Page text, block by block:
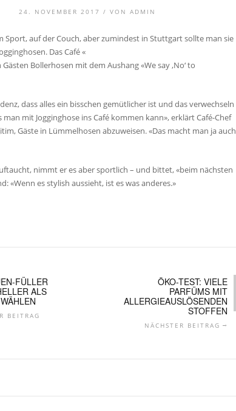
24. NOVEMBER 2017 / VON ADMIN
Sport, auf der Couch, aber zumindest in Stuttgart sollte man sie
Das Café «
Bollerhosen mit dem Aushang «We say ‚No‘ to
dass alles ein bisschen gemütlicher ist und das verwechseln
mit Jogginghose ins Café kommen kann», erklärt Café-Chef
Gäste in Lümmelhosen abzuweisen. «Das macht man ja auch
nimmt er es aber sportlich – und bittet, «beim nächsten
«Wenn es stylish aussieht, ist es was anderes.»
FÜLLER
ALS
BEITRAG
ÖKO-TEST: VIELE
PARFÜMS MIT
ALLERGIEAUSLÖSENDEN
STOFFEN
NÄCHSTER BEITRAG